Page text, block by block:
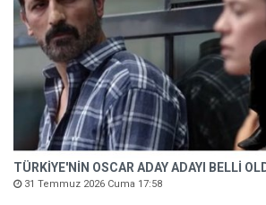
TÜRKİYE'NİN OSCAR ADAY ADAYI BELLİ
31 Temmuz 2026 Cuma 17:58